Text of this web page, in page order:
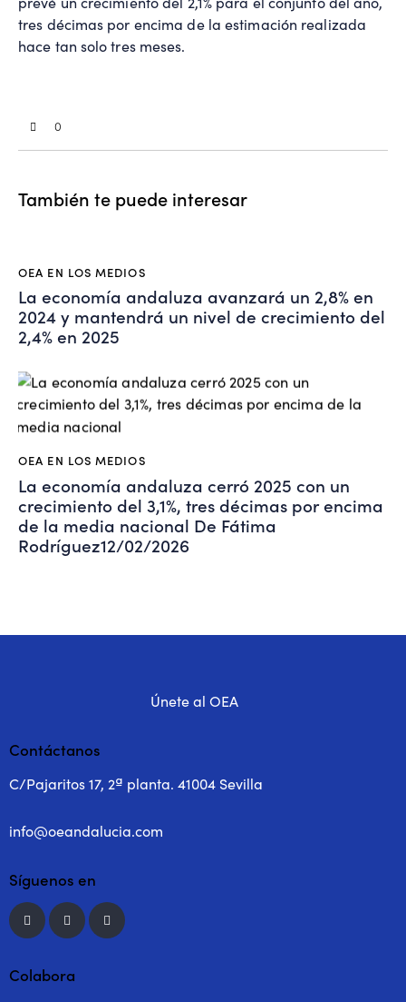
tres décimas por encima de la estimación realizada
hace tan solo tres meses.
0
También te puede interesar
OEA EN LOS MEDIOS
La economía andaluza avanzará un 2,8% en
2024 y mantendrá un nivel de crecimiento del
2,4% en 2025
OEA EN LOS MEDIOS
La economía andaluza cerró 2025 con un
crecimiento del 3,1%, tres décimas por encima
de la media nacional De Fátima
Rodríguez12/02/2026
Únete al OEA
Contáctanos
C/Pajaritos 17, 2ª planta. 41004 Sevilla
info@oeandalucia.com
Síguenos en
Colabora